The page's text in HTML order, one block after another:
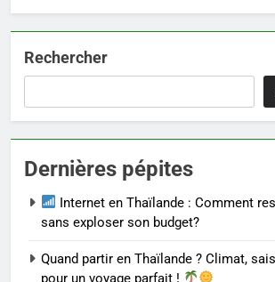
Rechercher
Dernières pépites
Internet en Thaïlande : Comment
sans exploser son budget?
Quand partir en Thaïlande ? Climat,
pour un voyage parfait !